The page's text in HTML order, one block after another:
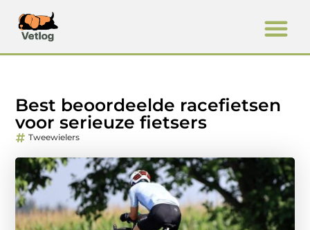
Best beoordeelde racefietsen
voor serieuze fietsers
Tweewielers